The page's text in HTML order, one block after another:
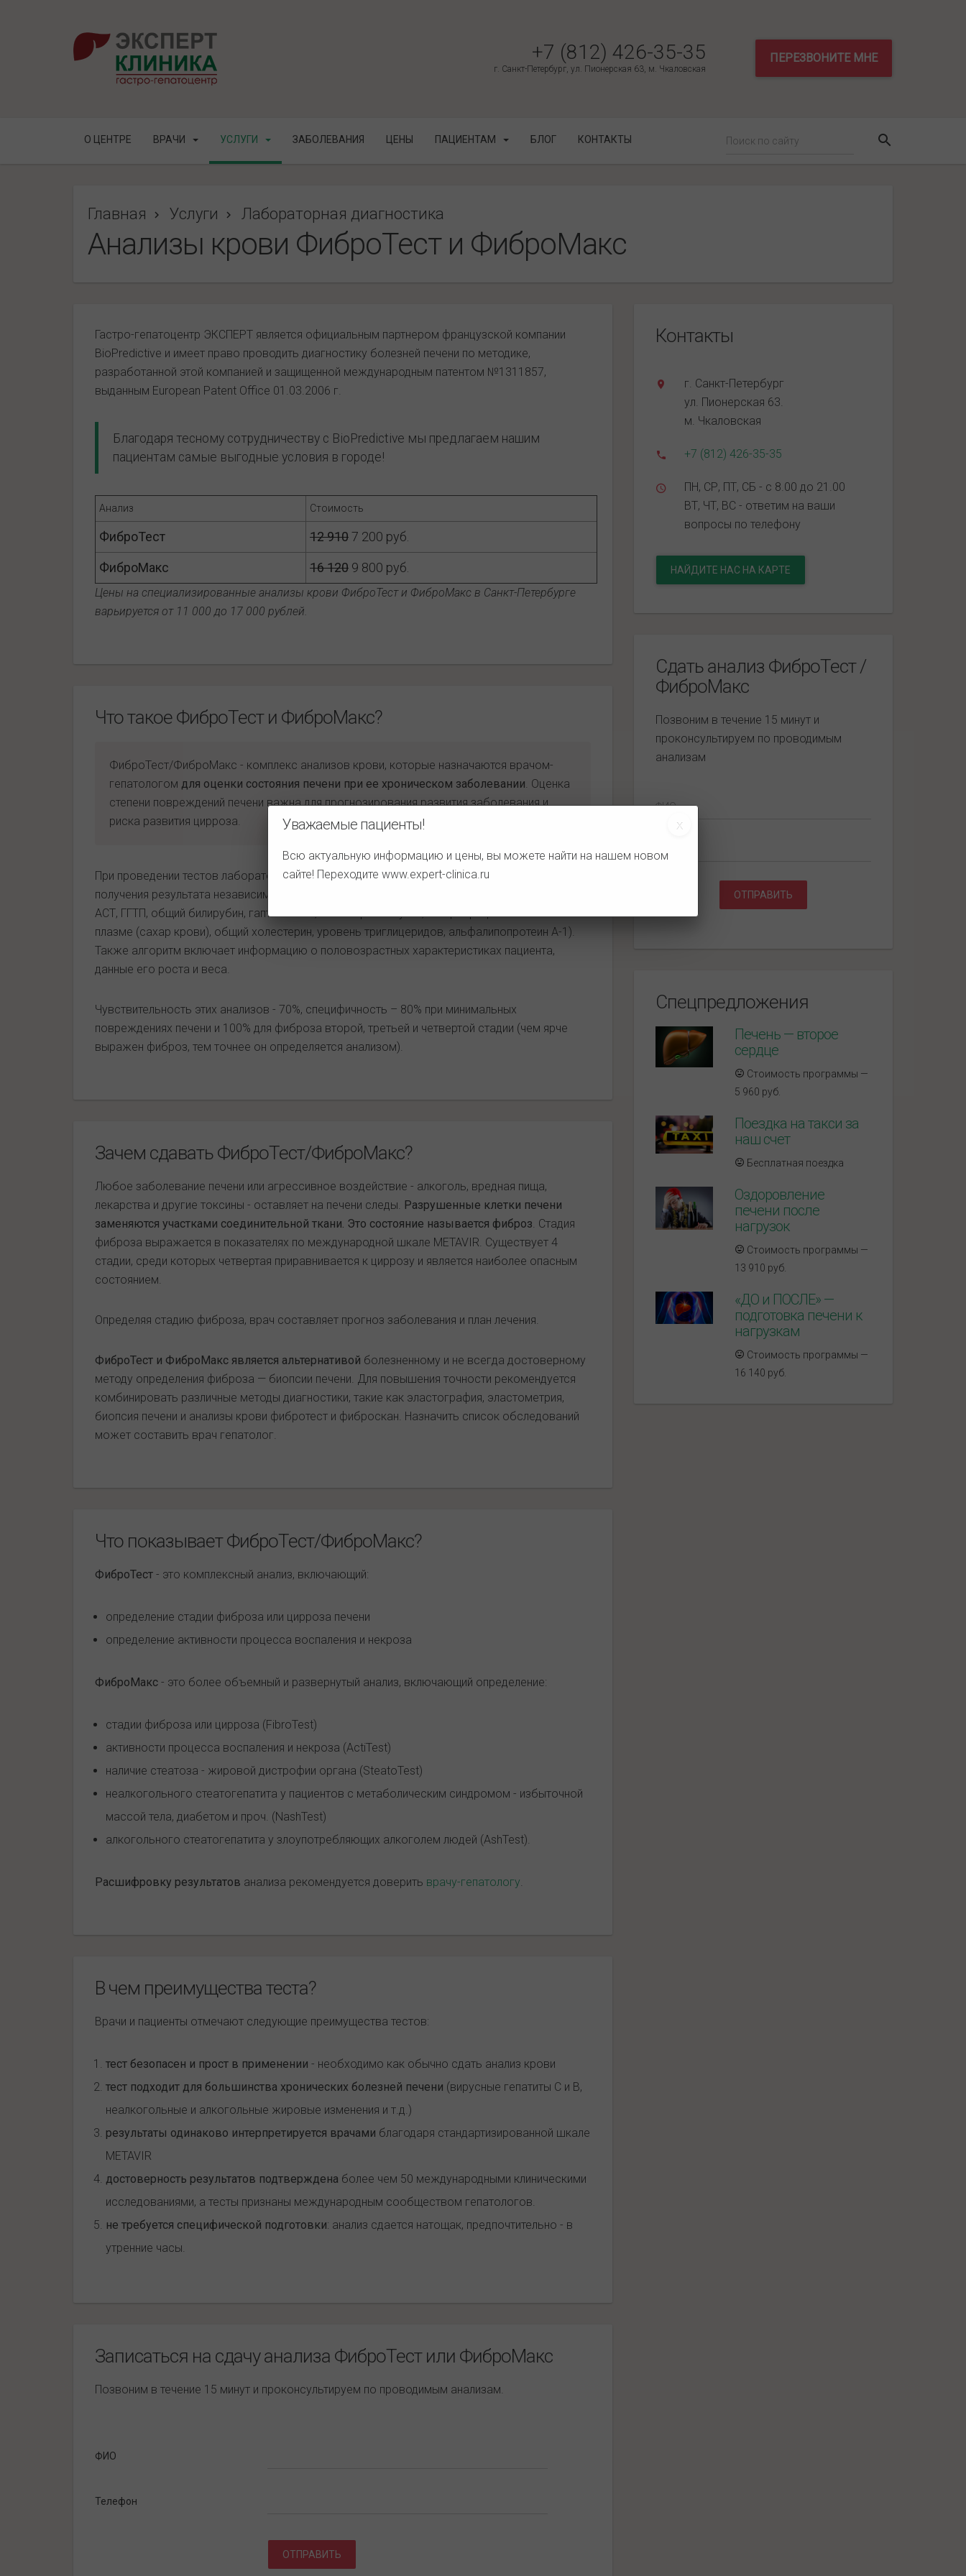
Уважаемые пациенты!
Всю актуальную информацию и цены, вы можете найти на нашем новом
сайте! Переходите www.expert-clinica.ru
+7 (812) 426-35-35
г. Санкт-Петербург, ул. Пионерская 63, м. Чкаловская
ПЕРЕЗВОНИТЕ МНЕ
О ЦЕНТРЕ ВРАЧИ УСЛУГИ ЗАБОЛЕВАНИЯ ЦЕНЫ ПАЦИЕНТАМ БЛОГ КОНТАКТЫ
Главная Услуги Лабораторная диагностика
Анализы крови ФиброТест и ФиброМакс
Гастро-гепатоцентр ЭКСПЕРТ является официальным партнером французской компании
BioPredictive и имеет право проводить диагностику болезней печени по методике,
разработанной этой компанией и защищенной международным патентом №1311857,
выданным European Patent Office 01.03.2006 г.
Благодаря тесному сотрудничеству c BioPredictive мы предлагаем нашим
пациентам самые выгодные условия в городе!
Анализ Стоимость
ФиброТест 12 9107 200 руб.
ФиброМакс 16 120 9 800 руб.
Цены на специализированные анализы крови ФиброТест и ФиброМакс в Санкт-Петербурге
варьируется от 11 000 до 17 000 рублей.
Что такое ФиброТест и ФиброМакс?
ФиброТест/ФиброМакс - комплекс анализов крови, которые назначаются врачом-
гепатологом для оценки состояния печени при ее хроническом заболевании. Оценка
степени повреждений печени важна для прогнозирования развития заболевания и
риска развития цирроза.
При проведении тестов лаборатория использует математические формулы, которые для
получения результата независимо проверяют каждый биохимический параметр крови (АЛТ,
АСТ, ГГТП, общий билирубин, гаптоглобин, α-2-макроглобулин, концентрация глюкозы в
плазме (сахар крови), общий холестерин, уровень триглицеридов, альфалипопротеин A-1).
Также алгоритм включает информацию о половозрастных характеристиках пациента,
данные его роста и веса.
Чувствительность этих анализов - 70%, специфичность – 80% при минимальных
повреждениях печени и 100% для фиброза второй, третьей и четвертой стадии (чем ярче
выражен фиброз, тем точнее он определяется анализом).
Зачем сдавать ФиброТест/ФиброМакс?
Любое заболевание печени или агрессивное воздействие - алкоголь, вредная пища,
лекарства и другие токсины - оставляет на печени следы. Разрушенные клетки печени
заменяются участками соединительной ткани. Это состояние называется фиброз. Стадия
фиброза выражается в показателях по международной шкале METAVIR. Существует 4
стадии, среди которых четвертая приравнивается к циррозу и является наиболее опасным
состоянием.
Определяя стадию фиброза, врач составляет прогноз заболевания и план лечения.
ФиброТест и ФиброМакс является альтернативой болезненному и не всегда достоверному
методу определения фиброза — биопсии печени. Для повышения точности рекомендуется
комбинировать различные методы диагностики, такие как эластография, эластометрия,
биопсия печени и анализы крови фибротест и фиброскан. Назначить список обследований
может составить врач гепатолог.
Что показывает ФиброТест/ФиброМакс?
ФиброТест - это комплексный анализ, включающий:
определение стадии фиброза или цирроза печени
определение активности процесса воспаления и некроза
ФиброМакс - это более объемный и развернутый анализ, включающий определение:
стадии фиброза или цирроза (FibroTest)
активности процесса воспаления и некроза (ActiTest)
наличие стеатоза - жировой дистрофии органа (SteatoTest)
неалкогольного стеатогепатита у пациентов с метаболическим синдромом - избыточной
массой тела, диабетом и проч. (NashTest)
алкогольного стеатогепатита у злоупотребляющих алкоголем людей (AshTest).
Расшифровку результатов анализа рекомендуется доверить врачу-гепатологу.
В чем преимущества теста?
Врачи и пациенты отмечают следующие преимущества тестов:
тест безопасен и прост в применении - необходимо как обычно сдать анализ крови
тест подходит для большинства хронических болезней печени (вирусные гепатиты С и В,
неалкогольные и алкогольные жировые изменения и т.д.)
результаты одинаково интерпретируется врачами благодаря стандартизированной шкале
METAVIR
достоверность результатов подтверждена более чем 50 международными клиническими
исследованиями, а тесты признаны международным сообществом гепатологов.
не требуется специфической подготовки: анализ сдается натощак, предпочтительно - в
утренние часы.
Записаться на сдачу анализа ФиброТест или ФиброМакс
Позвоним в течение 15 минут и проконсультируем по проводимым анализам.
ФИО
Телефон
ОТПРАВИТЬ
Контакты
г. Санкт-Петербург
ул. Пионерская 63.
м. Чкаловская
+7 (812) 426-35-35
ПН, СР, ПТ, СБ - с 8.00 до 21.00
ВТ, ЧТ, ВС - ответим на ваши
вопросы по телефону
НАЙДИТЕ НАС НА КАРТЕ
Сдать анализ ФиброТест /
ФиброМакс
Позвоним в течение 15 минут и
проконсультируем по проводимым
анализам
ОТПРАВИТЬ
Спецпредложения
Печень — второе
сердце
Стоимость программы —
5 960 руб.
Поездка на такси за
наш счет
Бесплатная поездка
Оздоровление
печени после
нагрузок
Стоимость программы —
13 910 руб.
«ДО и ПОСЛЕ» —
подготовка печени к
нагрузкам
Стоимость программы —
16 140 руб.